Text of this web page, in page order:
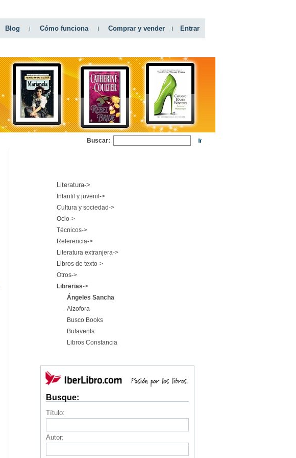
Blog Cómo funciona Comprar y vender Entrar
Buscar:
Literatura->
Infantil y juvenil->
Cultura y sociedad->
Ocio->
Técnicos->
Referencia->
Literatura extranjera->
Libros de texto->
Otros->
Librerias->
Ángeles Sancha
Alzofora
Busco Books
Bufavents
Libros Constancia
Busque:
Título:
Autor: